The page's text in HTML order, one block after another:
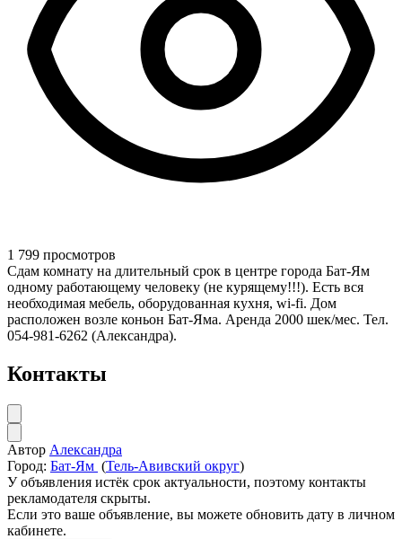
1 799 просмотров
Сдам комнату на длительный срок в центре города Бат-Ям
одному работающему человеку (не курящему!!!). Есть вся
необходимая мебель, оборудованная кухня, wi-fi. Дом
расположен возле коньон Бат-Яма. Аренда 2000 шек/мес. Тел.
054-981-6262 (Александра).
Контакты
Автор Александра
Город: Бат-Ям (Тель-Авивский округ)
У объявления истёк срок актуальности, поэтому контакты
рекламодателя скрыты.
Если это ваше объявление, вы можете обновить дату в личном
кабинете.